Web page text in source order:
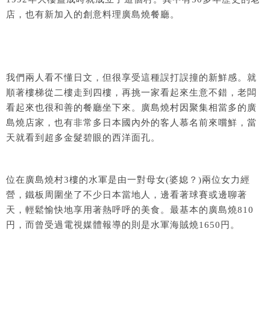
店，也有新加入的創意料理廣島燒餐廳。
我們兩人看不懂日文，但很享受這種誤打誤撞的新鮮感。就
順著樓梯從二樓走到四樓，再挑一家看起來生意不錯，老闆
看起來也很和善的餐廳坐下來。廣島燒村因聚集相當多的廣
島燒店家，也有非常多日本國內外的客人慕名前來嚐鮮，當
天就看到超多金髮碧眼的西洋面孔。
位在廣島燒村3樓的水軍是由一對母女(婆媳？)兩位女力經
營，鐵板周圍坐了不少日本當地人，邊看著球賽或邊聊著
天，輕鬆愉快地享用著熱呼呼的美食。最基本的廣島燒810
円，而曾受過電視媒體報導的則是水軍海賊燒1650円。